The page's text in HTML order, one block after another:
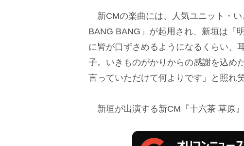
新CMの楽曲には、人気ユニット・
BANG BANG」が起用され、新垣は「
に皆が口ずさめるようになるくらい、
子。いきものがかりからの感謝を込め
言っていただけて何よりです」と照れ
新垣が出演する新CM『十六茶 草原